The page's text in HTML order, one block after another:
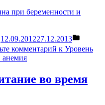
при беременности и
12.09.201227.12.2013
комментарий к Уровень
анемия
во время